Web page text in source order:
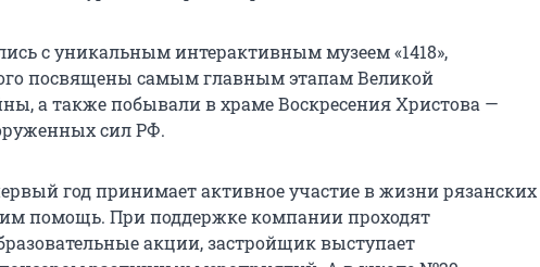
с уникальным интерактивным музеем «1418»,
посвящены самым главным этапам Великой
а также побывали в храме Воскресения Христова —
сил РФ.
год принимает активное участие в жизни рязанских
помощь. При поддержке компании проходят
акции, застройщик выступает